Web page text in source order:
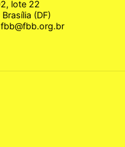
lote 22
(DF)